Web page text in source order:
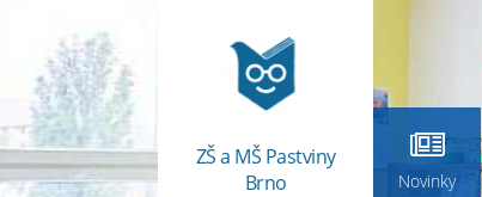
ZŠ a MŠ Pastviny
Brno
Novinky